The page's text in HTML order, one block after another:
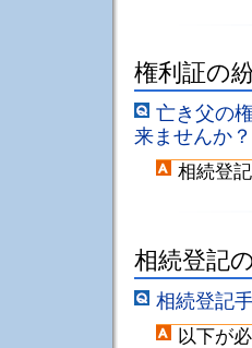
権利証の
亡き父の
来ませんか？
相続登
相続登記
相続登記
以下が